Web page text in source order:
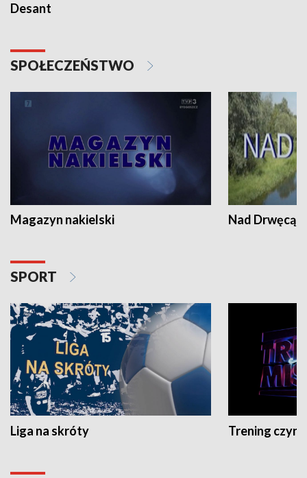
Desant
SPOŁECZEŃSTWO
Magazyn nakielski Nad Drwęcą
SPORT
Liga na skróty Trening czyni